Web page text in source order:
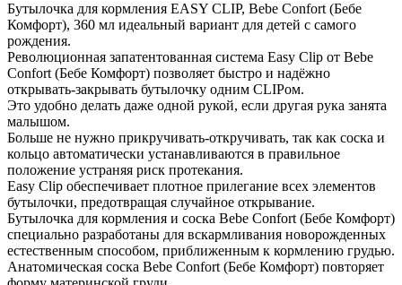
Бутылочка для кормления EASY CLIP, Bebe Confort (Бебе
Комфорт), 360 мл идеальный вариант для детей с самого
рождения.
Революционная запатентованная система Easy Clip от Bebe
Confort (Бебе Комфорт) позволяет быстро и надёжно
открывать-закрывать бутылочку одним CLIPом.
Это удобно делать даже одной рукой, если другая рука занята
малышом.
Больше не нужно прикручивать-откручивать, так как соска и
кольцо автоматически устанавливаются в правильное
положение устраняя риск протекания.
Easy Clip обеспечивает плотное прилегание всех элементов
бутылочки, предотвращая случайное открывание.
Бутылочка для кормления и соска Bebe Confort (Бебе Комфорт)
специально разработаны для вскармливания новорожденных
естественным способом, приближенным к кормлению грудью.
Анатомическая соска Bebe Confort (Бебе Комфорт) повторяет